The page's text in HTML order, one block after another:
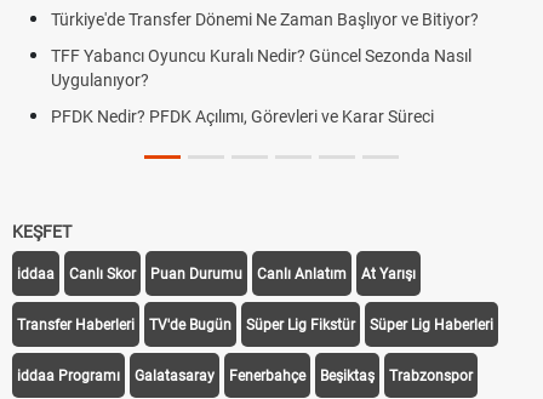
Türkiye'de Transfer Dönemi Ne Zaman Başlıyor ve Bitiyor?
TFF Yabancı Oyuncu Kuralı Nedir? Güncel Sezonda Nasıl
Uygulanıyor?
PFDK Nedir? PFDK Açılımı, Görevleri ve Karar Süreci
KEŞFET
iddaa Canlı Skor Puan Durumu Canlı Anlatım At Yarışı
Transfer Haberleri TV'de Bugün Süper Lig Fikstür Süper Lig Haberleri
iddaa Programı Galatasaray Fenerbahçe Beşiktaş Trabzonspor